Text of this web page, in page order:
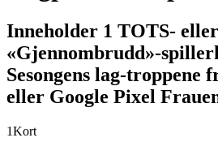
Inneholder 1 TOTS-
«Gjennombrudd»-
Sesongens lag-troppene
eller Google Pixel
1Kort